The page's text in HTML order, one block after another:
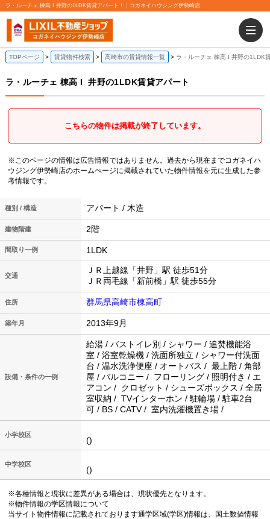
ラ・ルーチェ 棟高 I 井野の1LDK賃貸アパート！｜コガネイハウジング伊勢崎店
TOPページ 賃貸物件検索 高崎市の賃貸情報一覧 ラ・ルーチェ 棟高 I 井野の1LDK
ラ・ルーチェ 棟高 I 井野の1LDK賃貸アパート
こちらの物件は掲載が終了しています。
※このページの情報は広告情報ではありません。過去から現在までコガネイハ
ウジング伊勢崎店のホームぺージに掲載されていた物件情報を元に生成した参
考情報です。
種別 / 構造 アパート / 木造
建物階建 2階
間取り一例 1LDK
交通
ＪＲ上越線「井野」駅 徒歩51分
ＪＲ両毛線「新前橋」駅 徒歩55分
住所 群馬県高崎市棟高町
築年月 2013年9月
設備・条件の一例
給湯 / バストイレ別 / シャワー / 追焚機能浴
室 / 浴室乾燥機 / 洗面所独立 / シャワー付洗面
台 / 温水洗浄便座 / オートバス / 最上階 / 角部
屋 / バルコニー / フローリング / 照明付き / エ
アコン / クロゼット / シューズボックス / 全居
室収納 / TVインターホン / 駐輪場 / 駐車2台
可 / BS / CATV / 室内洗濯機置き場 /
小学校区
()
中学校区
()
※各種情報と現状に差異がある場合は、現状優先となります。
※物件情報の学区情報について
当サイト物件情報に記載されております通学区域(学区)情報は、国土数値情報